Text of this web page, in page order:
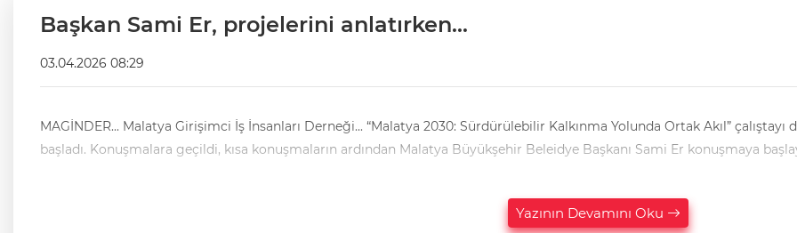
Başkan Sami Er, projelerini anlatırken...
03.04.2026 08:29
MAGİNDER... Malatya Girişimci İş İnsanları Derneği... “Malatya 2030: Sürdürülebilir Kalkınma Yolunda Ortak Akıl”
başladı. Konuşmalara geçildi, kısa konuşmaların ardından Malatya Büyükşehir Beleidye Başkanı Sami Er konuşmaya
Yazının Devamını Oku